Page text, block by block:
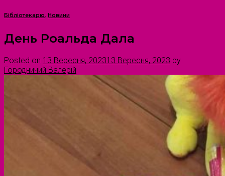
Бібліотекарю, Новини
День Роальда Дала
Posted on 13 Вересня, 202313 Вересня, 2023 by
Городничий Валерій